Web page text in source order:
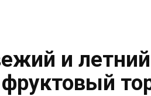
и
фруктовый